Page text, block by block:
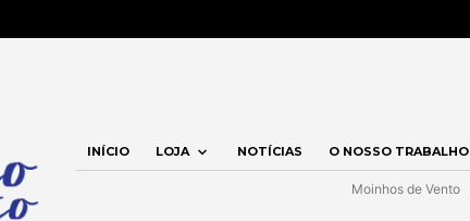
INÍCIO LOJA NOTÍCIAS O NOSSO TRABALHO
Moinhos de Vento